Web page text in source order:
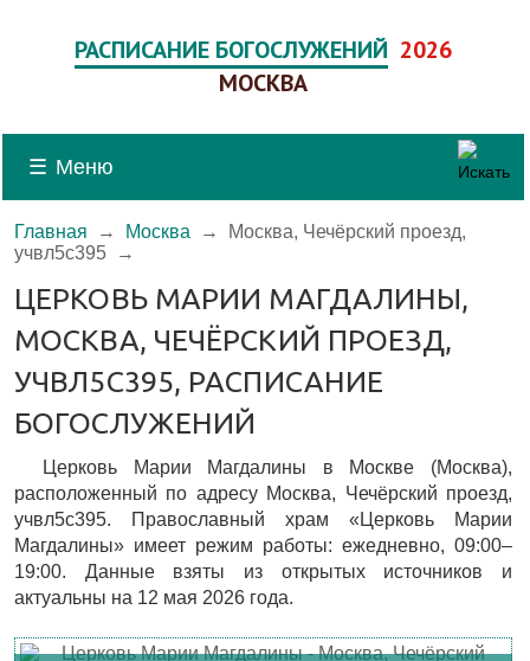
РАСПИСАНИЕ БОГОСЛУЖЕНИЙ 2026
МОСКВА
☰ Меню
Главная → Москва →
Москва, Чечёрский проезд,
учвл5с395 →
ЦЕРКОВЬ МАРИИ МАГДАЛИНЫ,
МОСКВА, ЧЕЧЁРСКИЙ ПРОЕЗД,
УЧВЛ5С395, РАСПИСАНИЕ
БОГОСЛУЖЕНИЙ
Церковь Марии Магдалины в Москве (Москва),
расположенный по адресу Москва, Чечёрский проезд,
учвл5с395. Православный храм «Церковь Марии
Магдалины» имеет режим работы: ежедневно, 09:00–
19:00. Данные взяты из открытых источников и
актуальны на 12 мая 2026 года.